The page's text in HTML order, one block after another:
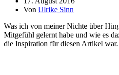
Von Ulrike Sinn
Was ich von meiner Nichte über
Mitgefühl gelernt habe und wie es
die Inspiration für diesen Artikel war.